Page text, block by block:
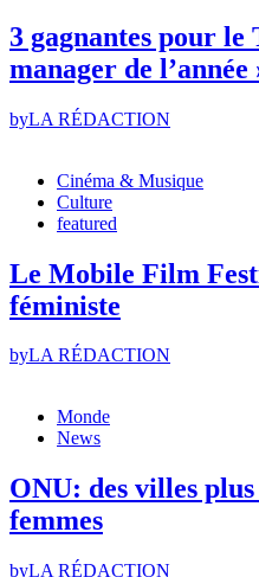
3 gagnantes pour le
manager de l’année
byLA RÉDACTION
Cinéma & Musique
Culture
featured
Le Mobile Film
féministe
byLA RÉDACTION
Monde
News
ONU: des villes
femmes
byLA RÉDACTION